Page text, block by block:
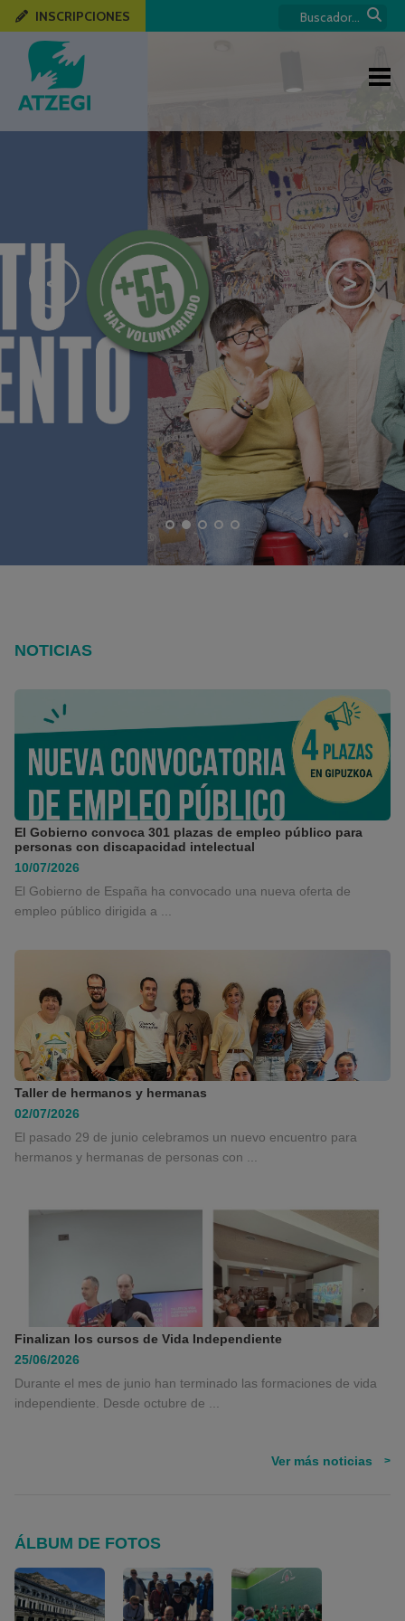
INSCRIPCIONES
< >
NOTICIAS
El Gobierno convoca 301 plazas de empleo público para
personas con discapacidad intelectual
10/07/2026
El Gobierno de España ha convocado una nueva oferta de
empleo público dirigida a ...
Taller de hermanos y hermanas
02/07/2026
El pasado 29 de junio celebramos un nuevo encuentro para
hermanos y hermanas de personas con ...
Finalizan los cursos de Vida Independiente
25/06/2026
Durante el mes de junio han terminado las formaciones de vida
independiente. Desde octubre de ...
Ver más noticias >
ÁLBUM DE FOTOS